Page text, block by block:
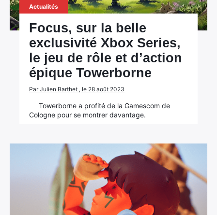
Actualités
Focus, sur la belle
exclusivité Xbox Series,
le jeu de rôle et d’action
épique Towerborne
Par Julien Barthet , le 28 août 2023
Towerborne a profité de la Gamescom de
Cologne pour se montrer davantage.